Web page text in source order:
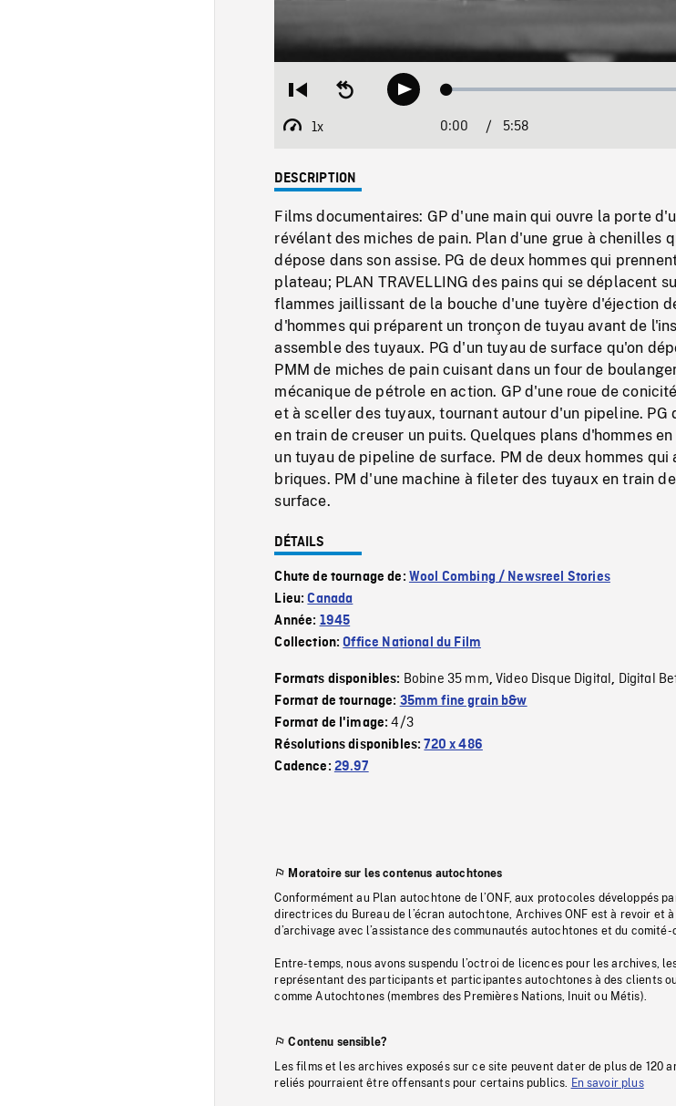
Restart
beginning
Seek
backwardPlay Loaded:
1x
Playback
Current
0:00 / 5:58
DESCRIPTION
Films documentaires: GP d'une main qui ouvre la porte
révélant des miches de pain. Plan d'une grue à chenilles
dépose dans son assise. PG de deux hommes qui
plateau; PLAN TRAVELLING des pains qui se déplacent
flammes jaillissant de la bouche d'une tuyère d'éjection
d'hommes qui préparent un tronçon de tuyau avant de
assemble des tuyaux. PG d'un tuyau de surface qu'on
PMM de miches de pain cuisant dans un four de
mécanique de pétrole en action. GP d'une roue de
et à sceller des tuyaux, tournant autour d'un pipeline. PG
en train de creuser un puits. Quelques plans d'hommes
un tuyau de pipeline de surface. PM de deux hommes qui
briques. PM d'une machine à fileter des tuyaux en train
surface.
DÉTAILS
Chute de tournage de: Wool Combing / Newsreel Stories
Lieu:Canada
Année: 1945
Collection:Office National du Film
Formats disponibles: Bobine 35 mm,Video Disque Digital, Digital
Format de tournage: 35mm fine grain b&w
Format de l'image:4/3
Résolutions disponibles:720 x 486
Cadence: 29.97
Moratoire sur les contenus autochtones
Conformément au Plan autochtone de l’ONF, aux protocoles développés
directrices du Bureau de l’écran autochtone, Archives ONF est à revoir et
d’archivage avec l’assistance des communautés autochtones et du comité-
Entre-temps, nous avons suspendu l’octroi de licences pour les archives,
représentant des participants et participantes autochtones à des clients
comme Autochtones (membres des Premières Nations, Inuit ou Métis).
Contenu sensible?
Les films et les archives exposés sur ce site peuvent dater de plus de 120
reliés pourraient être offensants pour certains publics.
En savoir plus